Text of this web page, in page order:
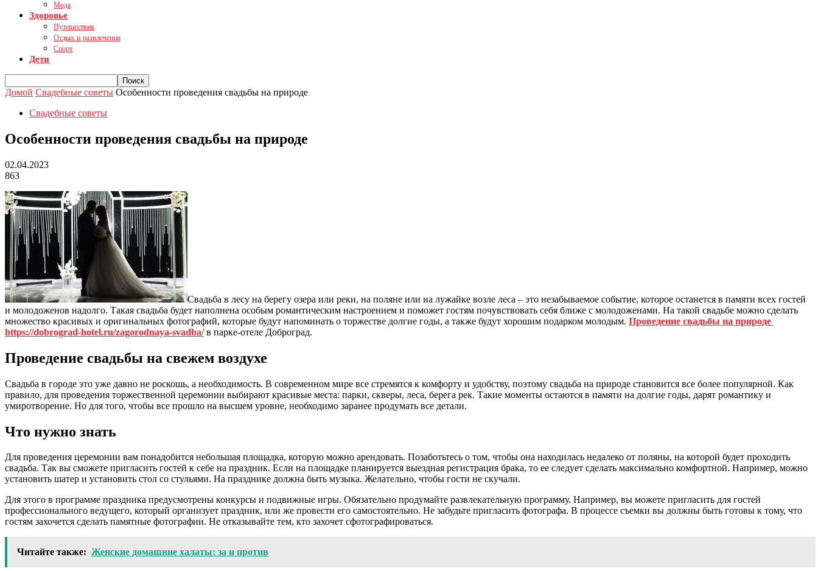
Мода
Здоровье
Путешествия
Отдых и развлечения
Спорт
Дети
Домой Свадебные советы Особенности проведения свадьбы на природе
Свадебные советы
Особенности проведения свадьбы на природе
02.04.2023
863
Свадьба в лесу на берегу озера или реки, на поляне или на лужайке возле леса – это незабываемое событие, которое останется в памяти всех гостей
и молодоженов надолго. Такая свадьба будет наполнена особым романтическим настроением и поможет гостям почувствовать себя ближе с молодоженами. На такой свадьбе можно сделать
множество красивых и оригинальных фотографий, которые будут напоминать о торжестве долгие годы, а также будут хорошим подарком молодым. Проведение свадьбы на природе
https://dobrograd-hotel.ru/zagorodnaya-svadba/в парке-отеле Доброград.
Проведение свадьбы на свежем воздухе
Свадьба в городе это уже давно не роскошь, а необходимость. В современном мире все стремятся к комфорту и удобству, поэтому свадьба на природе становится все более популярной. Как
правило, для проведения торжественной церемонии выбирают красивые места: парки, скверы, леса, берега рек. Такие моменты остаются в памяти на долгие годы, дарят романтику и
умиротворение. Но для того, чтобы все прошло на высшем уровне, необходимо заранее продумать все детали.
Что нужно знать
Для проведения церемонии вам понадобится небольшая площадка, которую можно арендовать. Позаботьтесь о том, чтобы она находилась недалеко от поляны, на которой будет проходить
свадьба. Так вы сможете пригласить гостей к себе на праздник. Если на площадке планируется выездная регистрация брака, то ее следует сделать максимально комфортной. Например, можно
установить шатер и установить стол со стульями. На празднике должна быть музыка. Желательно, чтобы гости не скучали.
Для этого в программе праздника предусмотрены конкурсы и подвижные игры. Обязательно продумайте развлекательную программу. Например, вы можете пригласить для гостей
профессионального ведущего, который организует праздник, или же провести его самостоятельно. Не забудьте пригласить фотографа. В процессе съемки вы должны быть готовы к тому, что
гостям захочется сделать памятные фотографии. Не отказывайте тем, кто захочет сфотографироваться.
Читайте также: Женские домашние халаты: за и против